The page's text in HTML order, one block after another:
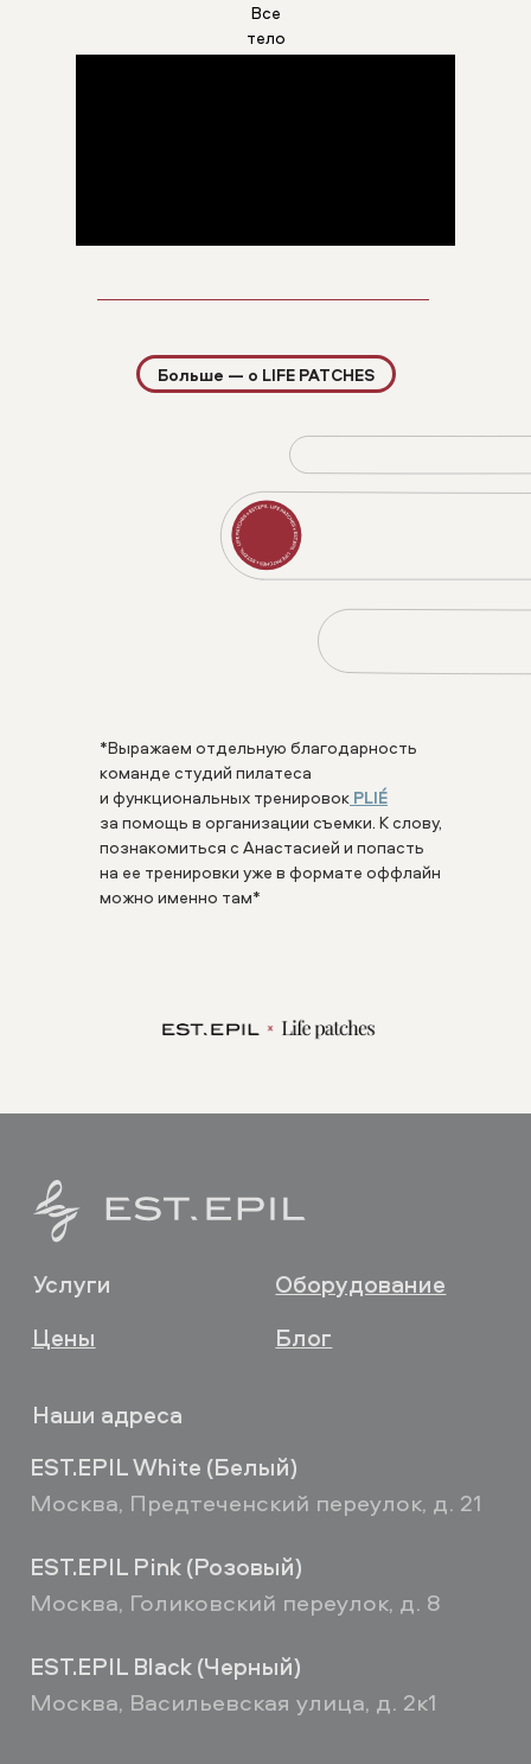
Все
тело
*Выражаем отдельную благодарность
команде студий пилатеса
и функциональных тренировок PLIÉ
за помощь в организации съемки. К слову,
познакомиться с Анастасией и попасть
на ее тренировки уже в формате оффлайн
можно именно там*
Больше — o LIFE PATCHES
hi@estepil.ru
ОГРН: 1227700703603
Пользовательское соглашение
Москва, Предтеченский переулок, д. 21
Бесплатные парковки во всех
пространствах
Москва, Голиковский переулок, д. 8
Оборудование
Блог